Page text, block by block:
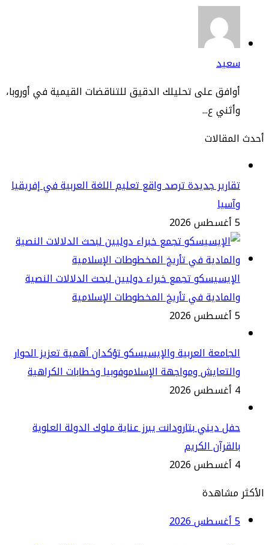
على تحليلك الدقيق للتناقضات القيمية في أوروبا،
ع...
جديدة ترصد واقع تعليم اللغة العربية في إفريقيا
تجمع خبراء دوليين لبحث الدلالات النصية
في تأريخ المخطوطات الإسلامية
العربية والإيسيسكو تؤكدان أهمية تعزيز الحوار
ومواجهة الإسلاموفوبيا وخطابات الكراهية
ديني بتارودانت يبرز عناية ملوك الدولة العلوية
الكريم